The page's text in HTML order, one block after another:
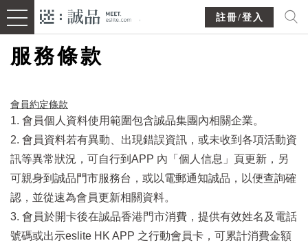
註冊/登入
服務條款
會員約定條款​
1. 會員個人資料使用範圍包含誠品集團內相關企業。
2. 會員資料若有異動、出現錯誤資訊，或未收到各項活動資
訊等異常狀況，可自行到APP 內「個人信息」頁更新，另
可親身到誠品門市服務台，或以電郵通知誠品，以便查詢確
認，並從速為會員更新相關資料。
3. 會員於開卡後在誠品香港門市消費，提供有效姓名及電話
號碼或出示eslite HK APP 之行動會員卡，可累計消費金額